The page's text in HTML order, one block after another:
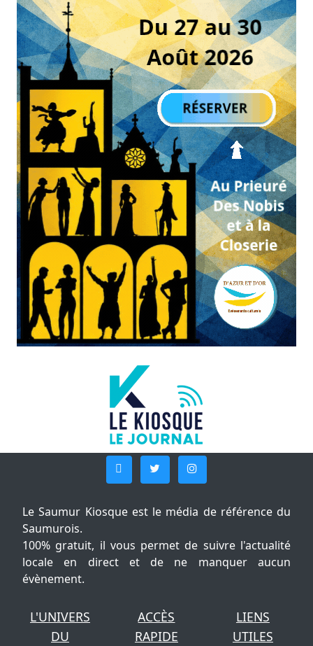
Le Saumur Kiosque est le média de référence du
Saumurois.
100% gratuit, il vous permet de suivre l'actualité
locale en direct et de ne manquer aucun
évènement.
L'UNIVERS
DU
ACCÈS
RAPIDE
LIENS
UTILES